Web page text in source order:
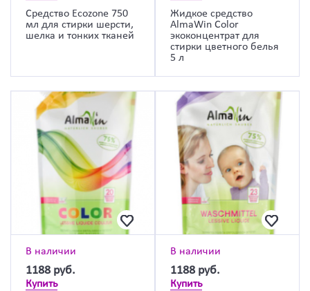
Средство Ecozone 750
мл для стирки шерсти,
шелка и тонких тканей
Жидкое средство
AlmaWin Color
экоконцентрат для
стирки цветного белья
5 л
В наличии
1188 руб.
Купить
В наличии
1188 руб.
Купить